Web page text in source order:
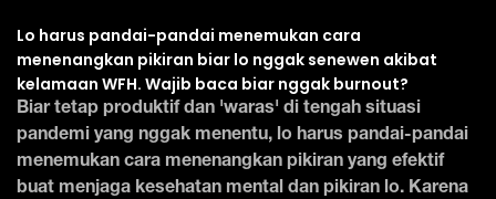
Lo harus pandai-pandai menemukan cara
menenangkan pikiran biar lo nggak senewen akibat
kelamaan WFH. Wajib baca biar nggak burnout?
Biar tetap produktif dan 'waras' di tengah situasi
pandemi yang nggak menentu, lo harus pandai-pandai
menemukan cara menenangkan pikiran yang efektif
buat menjaga kesehatan mental dan pikiran lo. Karena